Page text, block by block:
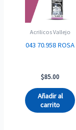
Acrilicos Vallejo
043 70.958 ROSA
$85.00
Añadir al
carrito